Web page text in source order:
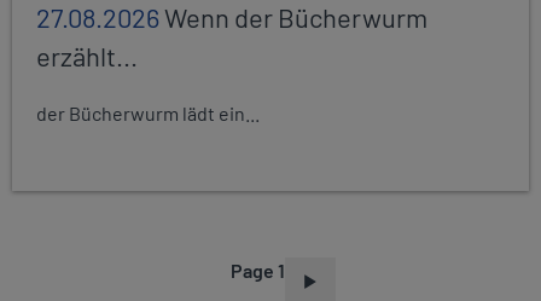
27.08.2026Wenn der Bücherwurm
erzählt...
der Bücherwurm lädt ein...
Page 1